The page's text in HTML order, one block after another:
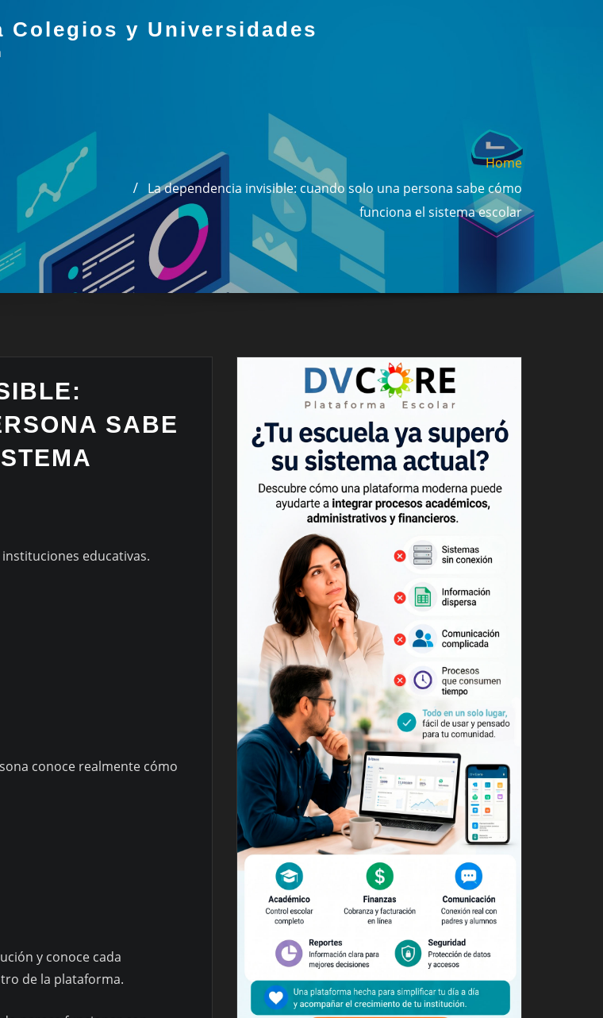
Colegios y Universidades
Home
La dependencia invisible: cuando solo una persona sabe cómo
funciona el sistema escolar
SABE
educativas.
conoce realmente cómo
y conoce cada
de la plataforma.